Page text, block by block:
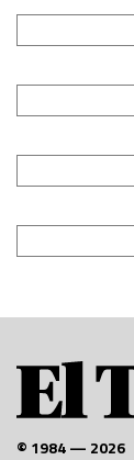
© 1984 — 2026